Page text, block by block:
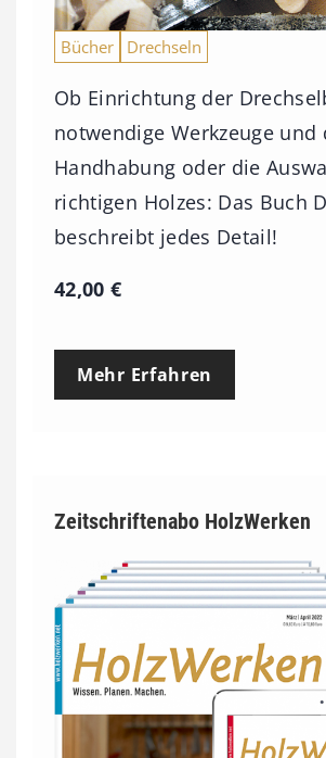
Bücher Drechseln
Ob Einrichtung der
notwendige Werkzeuge und
Handhabung oder die
richtigen Holzes: Das Buch
beschreibt jedes Detail!
42,00€
Mehr Erfahren
Zeitschriftenabo HolzWerken